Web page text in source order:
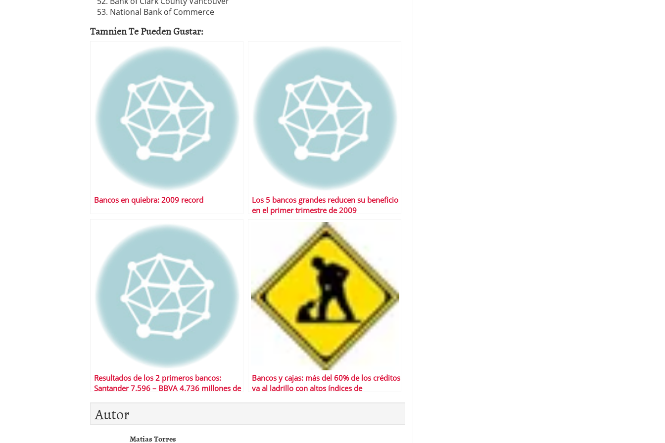
National Bank of Commerce
Tamnien Te Pueden Gustar:
Bancos en quiebra: 2009 record
Los 5 bancos grandes reducen su beneficio
en el primer trimestre de 2009
Resultados de los 2 primeros bancos:
Santander 7.596 – BBVA 4.736 millones de
Bancos y cajas: más del 60% de los créditos
va al ladrillo con altos índices de
Autor
Matias Torres